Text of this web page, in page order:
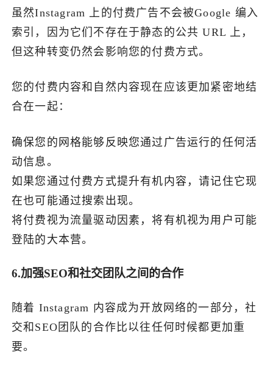
虽然Instagram 上的付费广告不会被Google 编入
索引，因为它们不存在于静态的公共 URL 上，
但这种转变仍然会影响您的付费方式。
您的付费内容和自然内容现在应该更加紧密地结
合在一起：
确保您的网格能够反映您通过广告运行的任何活
动信息。
如果您通过付费方式提升有机内容，请记住它现
在也可能通过搜索出现。
将付费视为流量驱动因素，将有机视为用户可能
登陆的大本营。
6.加强SEO和社交团队之间的合作
随着 Instagram 内容成为开放网络的一部分，社
交和SEO团队的合作比以往任何时候都更加重
要。